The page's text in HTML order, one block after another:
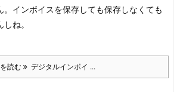
。インボイスを保存しても保存しなくても
ね。
読む デジタルインボイ ...